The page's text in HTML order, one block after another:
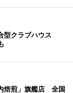
型クラブハウス
焙煎」旗艦店 全国